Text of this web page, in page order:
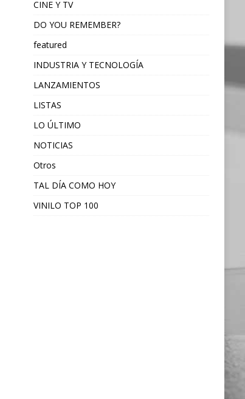
CINE Y TV
DO YOU REMEMBER?
featured
INDUSTRIA Y TECNOLOGÍA
LANZAMIENTOS
LISTAS
LO ÚLTIMO
NOTICIAS
Otros
TAL DÍA COMO HOY
VINILO TOP 100